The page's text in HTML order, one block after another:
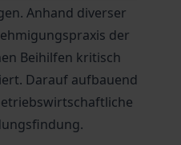
Anhand diverser
der
Beihilfen kritisch
Darauf aufbauend